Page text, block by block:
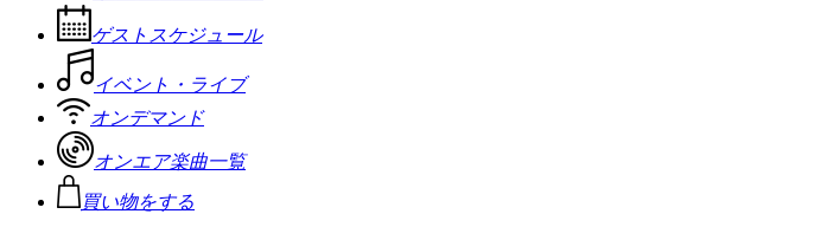
ゲストスケジュール
イベント・ライブ
オンデマンド
オンエア楽曲一覧
買い物をする